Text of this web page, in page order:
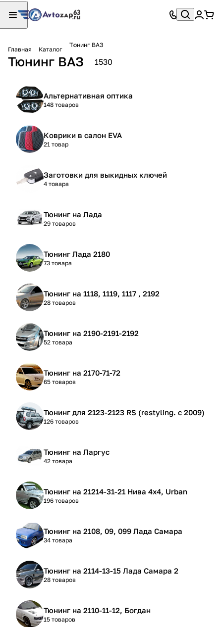
Главная Каталог
Тюнинг ВАЗ
Тюнинг ВАЗ 1530
Альтернативная оптика
148 товаров
Коврики в салон EVA
21 товар
Заготовки для выкидных ключей
4 товара
Тюнинг на Лада
29 товаров
Тюнинг Лада 2180
73 товара
Тюнинг на 1118, 1119, 1117 , 2192
28 товаров
Тюнинг на 2190-2191-2192
52 товара
Тюнинг на 2170-71-72
65 товаров
Тюнинг для 2123-2123 RS (restyling. с 2009)
126 товаров
Тюнинг на Ларгус
42 товара
Тюнинг на 21214-31-21 Нива 4х4, Urban
196 товаров
Тюнинг на 2108, 09, 099 Лада Самара
34 товара
Тюнинг на 2114-13-15 Лада Самара 2
28 товаров
Тюнинг на 2110-11-12, Богдан
15 товаров